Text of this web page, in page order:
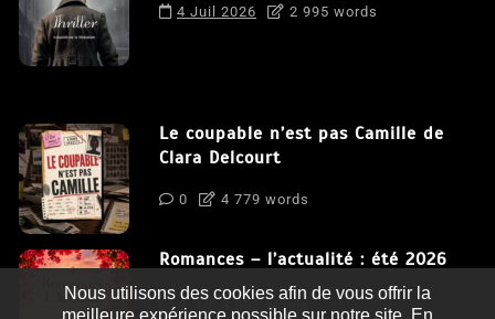
4 Juil 2026 2 995 words
Le coupable n’est pas Camille de
Clara Delcourt
0 4 779 words
Romances – l’actualité : été 2026
0 3 052 words
Nous utilisons des cookies afin de vous offrir la
meilleure expérience possible sur notre site. En